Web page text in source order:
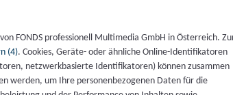
FONDS professionell Multimedia GmbH in Österreich.
(4). Cookies, Geräte- oder ähnliche Online-Identifikatoren
netzwerkbasierte Identifikatoren) können zusammen
werden, um Ihre personenbezogenen Daten für die